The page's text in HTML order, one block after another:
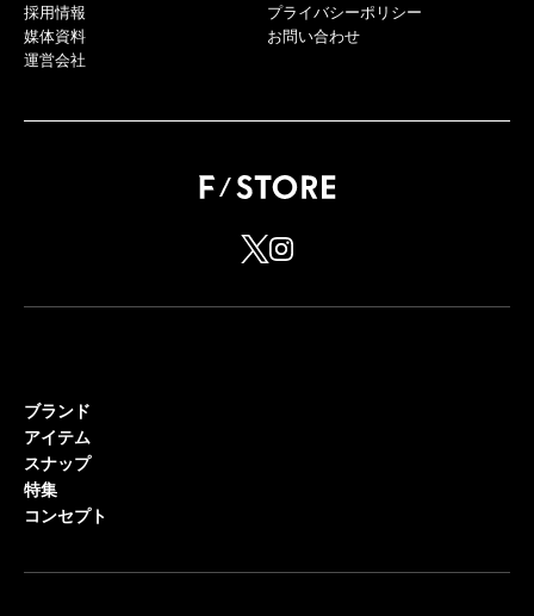
採用情報
媒体資料
運営会社
プライバシーポリシー
お問い合わせ
ブランド
アイテム
スナップ
特集
コンセプト